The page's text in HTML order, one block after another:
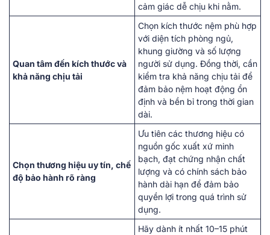
cảm giác dễ chịu khi nằm.
Quan tâm đến kích thước và
khả năng chịu tải
Chọn kích thước nệm phù hợp
với diện tích phòng ngủ,
khung giường và số lượng
người sử dụng. Đồng thời, cần
kiểm tra khả năng chịu tải để
đảm bảo nệm hoạt động ổn
định và bền bỉ trong thời gian
dài.
Chọn thương hiệu uy tín, chế
độ bảo hành rõ ràng
Ưu tiên các thương hiệu có
nguồn gốc xuất xứ minh
bạch, đạt chứng nhận chất
lượng và có chính sách bảo
hành dài hạn để đảm bảo
quyền lợi trong quá trình sử
dụng.
Hãy dành ít nhất 10–15 phút